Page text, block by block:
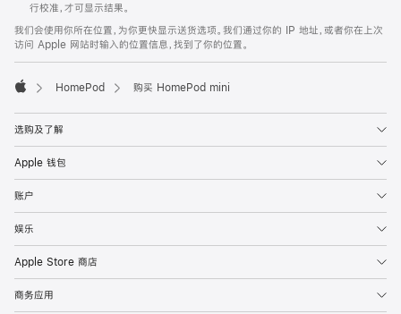
行校准，才可显示结果。
我们会使用你所在位置，为你更快显示送货选项。我们通过你的 IP 地址，或者你在上次
访问 Apple 网站时输入的位置信息，找到了你的位置。
HomePod 购买 HomePod mini
选购及了解
Apple 钱包
账户
娱乐
Apple Store 商店
商务应用